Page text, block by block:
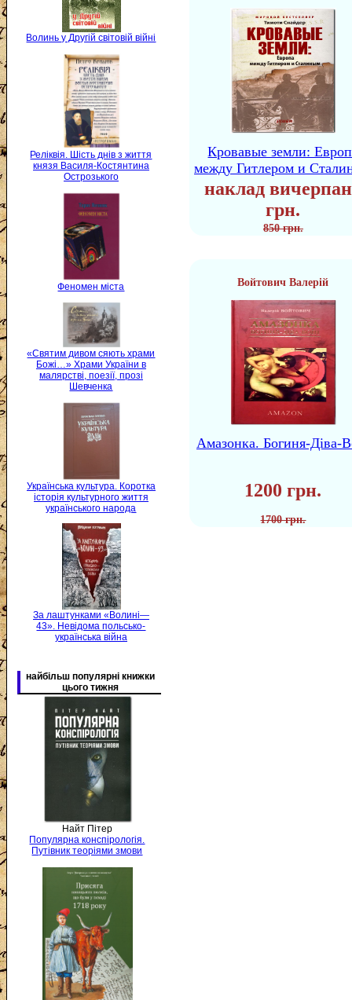
Волинь у Другій світовій війні
Реліквія. Шість днів з життя
князя Василя-Костянтина
Острозького
Феномен міста
«Святим дивом сяють храми
Божі…» Храми України в
малярстві, поезії, прозі
Шевченка
Українська культура. Коротка
історія культурного життя
українського народа
За лаштунками «Волині—
43». Невідома польсько-
українська війна
найбільш популярні книжки
цього тижня
Найт Пітер
Популярна конспірологія.
Путівник теоріями змови
Кровавые земли:
между Гитлером и
наклад
грн.
850 грн.
Войтович Валерій
Амазонка. Богиня-Діва-
1200 грн.
1700 грн.